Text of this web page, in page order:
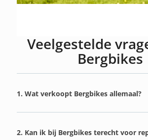
Veelgestelde
Bergbikes
1. Wat verkoopt Bergbikes allemaal?
2. Kan ik bij Bergbikes terecht voor